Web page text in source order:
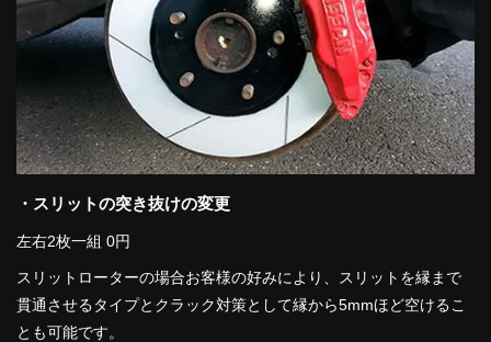
・スリットの突き抜けの変更
左右2枚一組 0円
スリットローターの場合お客様の好みにより、スリットを縁まで
貫通させるタイプとクラック対策として縁から5mmほど空けるこ
とも可能です。